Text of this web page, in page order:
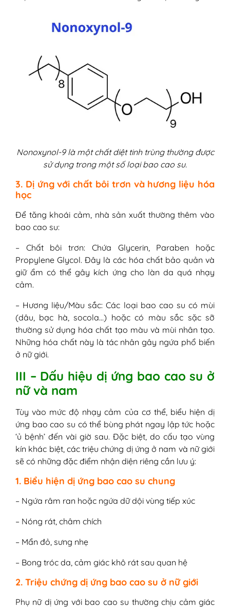
Nonoxynol-9 là một chất diệt tinh trùng thường được
sử dụng trong một số loại bao cao su.
3. Dị ứng với chất bôi trơn và hương liệu hóa
học
Để tăng khoái cảm, nhà sản xuất thường thêm vào
bao cao su:
– Chất bôi trơn: Chứa Glycerin, Paraben hoặc
Propylene Glycol. Đây là các hóa chất bảo quản và
giữ ẩm có thể gây kích ứng cho làn da quá nhạy
cảm.
– Hương liệu/Màu sắc: Các loại bao cao su có mùi
(dâu, bạc hà, socola…) hoặc có màu sắc sặc sỡ
thường sử dụng hóa chất tạo màu và mùi nhân tạo.
Những hóa chất này là tác nhân gây ngứa phổ biến
ở nữ giới.
III – Dấu hiệu dị ứng bao cao su ở
nữ và nam
Tùy vào mức độ nhạy cảm của cơ thể, biểu hiện dị
ứng bao cao su có thể bùng phát ngay lập tức hoặc
‘ủ bệnh’ đến vài giờ sau. Đặc biệt, do cấu tạo vùng
kín khác biệt, các triệu chứng dị ứng ở nam và nữ giới
sẽ có những đặc điểm nhận diện riêng cần lưu ý:
1. Biểu hiện dị ứng bao cao su chung
– Ngứa râm ran hoặc ngứa dữ dội vùng tiếp xúc
– Nóng rát, châm chích
– Mẩn đỏ, sưng nhẹ
– Bong tróc da, cảm giác khô rát sau quan hệ
2. Triệu chứng dị ứng bao cao su ở nữ giới
Phụ nữ dị ứng với bao cao su thường chịu cảm giác